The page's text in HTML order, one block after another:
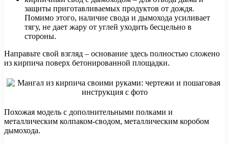
защиты приготавливаемых продуктов от дождя.
Помимо этого, наличие свода и дымохода усиливает
тягу, не дает жару от углей уходить бесцельно в
стороны.
Направьте свой взгляд – основание здесь полностью сложено
из кирпича поверх бетонированной площадки.
Похожая модель с дополнительными полками и
металлическим колпаком-сводом, металлическим коробом
дымохода.